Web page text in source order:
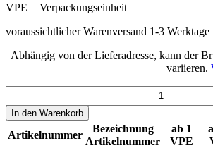
VPE = Verpackungseinheit
voraussichtlicher Warenversand 1-3 Werktage
Abhängig von der Lieferadresse, kann der
variieren.
In den Warenkorb
Artikelnummer
Bezeichnung
Artikelnummer
ab 1
VPE